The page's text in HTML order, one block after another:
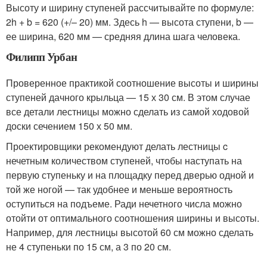
Высоту и ширину ступеней рассчитывайте по формуле:
2h + b = 620 (+/– 20) мм. Здесь h — высота ступени, b —
ее ширина, 620 мм — средняя длина шага человека.
Филипп Урбан
Проверенное практикой соотношение высоты и ширины
ступеней дачного крыльца — 15 х 30 см. В этом случае
все детали лестницы можно сделать из самой ходовой
доски сечением 150 х 50 мм.
Проектировщики рекомендуют делать лестницы c
нечетным количеством ступеней, чтобы наступать на
первую ступеньку и на площадку перед дверью одной и
той же ногой — так удобнее и меньше вероятность
оступиться на подъеме. Ради нечетного числа можно
отойти от оптимального соотношения ширины и высоты.
Например, для лестницы высотой 60 см можно сделать
не 4 ступеньки по 15 см, а 3 по 20 см.